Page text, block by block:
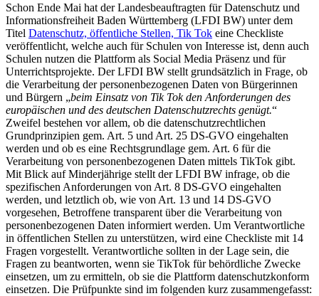
Schon Ende Mai hat der Landesbeauftragten für Datenschutz und
Informationsfreiheit Baden Württemberg (LFDI BW) unter dem
Titel Datenschutz, öffentliche Stellen, Tik Tok eine Checkliste
veröffentlicht, welche auch für Schulen von Interesse ist, denn auch
Schulen nutzen die Plattform als Social Media Präsenz und für
Unterrichtsprojekte. Der LFDI BW stellt grundsätzlich in Frage, ob
die Verarbeitung der personenbezogenen Daten von Bürgerinnen
und Bürgern „beim Einsatz von Tik Tok den Anforderungen des
europäischen und des deutschen Datenschutzrechts genügt.“
Zweifel bestehen vor allem, ob die datenschutzrechtlichen
Grundprinzipien gem. Art. 5 und Art. 25 DS-GVO eingehalten
werden und ob es eine Rechtsgrundlage gem. Art. 6 für die
Verarbeitung von personenbezogenen Daten mittels TikTok gibt.
Mit Blick auf Minderjährige stellt der LFDI BW infrage, ob die
spezifischen Anforderungen von Art. 8 DS-GVO eingehalten
werden, und letztlich ob, wie von Art. 13 und 14 DS-GVO
vorgesehen, Betroffene transparent über die Verarbeitung von
personenbezogenen Daten informiert werden. Um Verantwortliche
in öffentlichen Stellen zu unterstützen, wird eine Checkliste mit 14
Fragen vorgestellt. Verantwortliche sollten in der Lage sein, die
Fragen zu beantworten, wenn sie TikTok für behördliche Zwecke
einsetzen, um zu ermitteln, ob sie die Plattform datenschutzkonform
einsetzen. Die Prüfpunkte sind im folgenden kurz zusammengefasst: